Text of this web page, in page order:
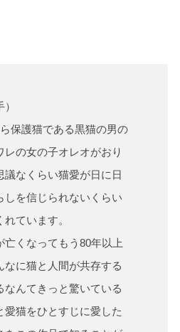
保護猫である黒猫の男の
の女の子オレオがおり
議なくらい猫愛が日に日
しを信じられないくらい
ています。
亡くなってもう80年以上
なに猫と人間が共存する
なんてきっと驚いている
愛猫をひとすじに愛した